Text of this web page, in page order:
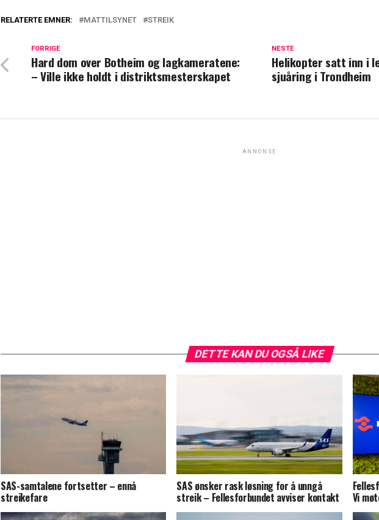
RELATERTE EMNER: MATTILSYNET STREIK
NESTE
Helikopter satt inn i
sjuåring i Trondheim
FORRIGE
Hard dom over Botheim og lagkameratene:
– Ville ikke holdt i distriktsmesterskapet
ANNONSE
DETTE KAN DU OGSÅ LIKE
SAS-samtalene fortsetter – ennå
streikefare
SAS ønsker rask løsning for å unngå
streik – Fellesforbundet avviser kontakt Vi